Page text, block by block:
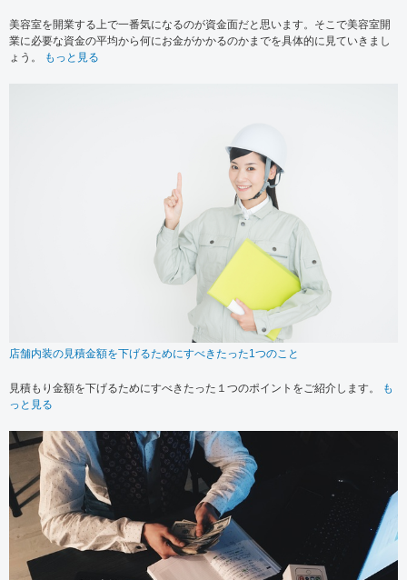
美容室を開業する上で一番気になるのが資金面だと思います。そこで美容室開
業に必要な資金の平均から何にお金がかかるのかまでを具体的に見ていきまし
ょう。
もっと見る
店舗内装の見積金額を下げるためにすべきたった1つのこと
見積もり金額を下げるためにすべきたった１つのポイントをご紹介します。
も
っと見る